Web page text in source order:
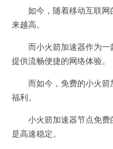
如今，随着移动互联网
来越高。
而小火箭加速器作为一
提供流畅便捷的网络体验。
而如今，免费的小火箭
福利。
小火箭加速器节点免费
是高速稳定。